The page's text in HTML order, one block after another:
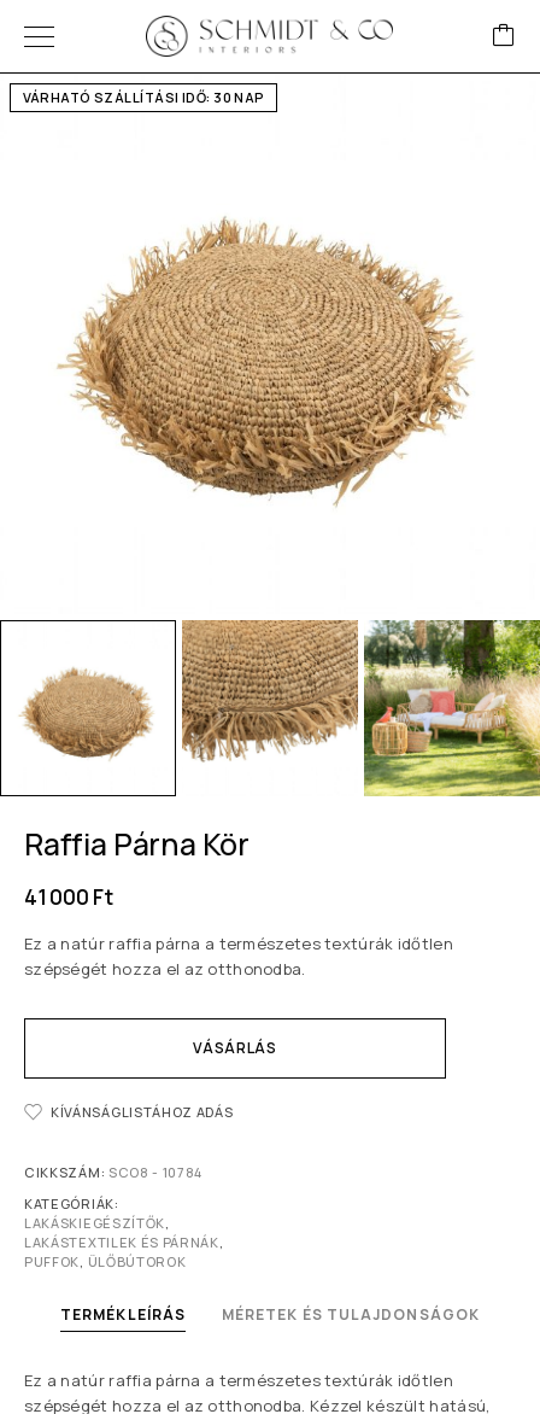
VÁRHATÓ SZÁLLÍTÁSI IDŐ: 30 NAP
Raffia Párna Kör
41 000 Ft
Ez a natúr raffia párna a természetes textúrák időtlen
szépségét hozza el az otthonodba.
VÁSÁRLÁS
KÍVÁNSÁGLISTÁHOZ ADÁS
CIKKSZÁM: SCO8 - 10784
KATEGÓRIÁK:
LAKÁSKIEGÉSZÍTŐK,
LAKÁSTEXTILEK ÉS PÁRNÁK,
PUFFOK, ÜLŐBÚTOROK
TERMÉKLEÍRÁS MÉRETEK ÉS TULAJDONSÁGOK
Ez a natúr raffia párna a természetes textúrák időtlen
szépségét hozza el az otthonodba. Kézzel készült hatású,